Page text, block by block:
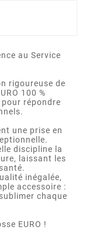
au Service
rigoureuse de
100 %
répondre
une prise en
discipline la
laissant les
inégalée,
accessoire :
chaque
EURO !